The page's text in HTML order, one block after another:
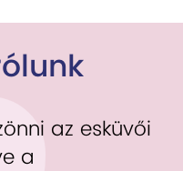
az esküvői
a